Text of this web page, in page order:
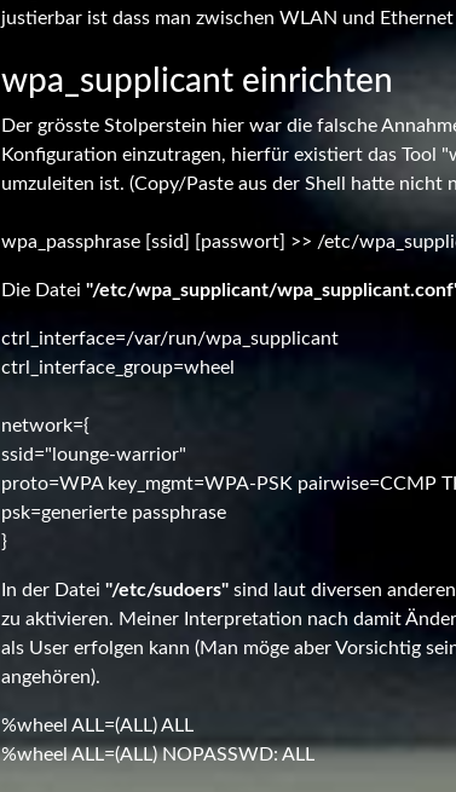
justierbar ist dass man zwischen WLAN und
wpa_supplicant einrichten
Der grösste Stolperstein hier war die falsche
Konfiguration einzutragen, hierfür existiert das Tool
umzuleiten ist. (Copy/Paste aus der Shell hatte nicht
wpa_passphrase [ssid] [passwort] >> /etc/
Die Datei"/etc/wpa_supplicant/
ctrl_interface=/var/run/wpa_supplicant
ctrl_interface_group=wheel
network={
ssid="lounge-warrior"
proto=WPA key_mgmt=WPA-PSK pairwise=CCMP
psk=generierte passphrase
}
In der Datei"/etc/sudoers" sind laut diversen
zu aktivieren. Meiner Interpretation nach damit
als User erfolgen kann (Man möge aber Vorsichtig
angehören).
%wheel ALL=(ALL) ALL
%wheel ALL=(ALL) NOPASSWD: ALL